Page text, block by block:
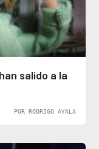
salido a la
POR RODRIGO AYALA